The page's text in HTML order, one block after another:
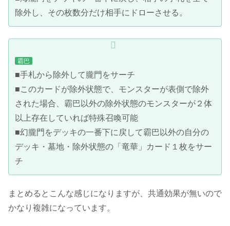
除外し、その枚数分だけ相手にドローさせる。
霸巴
■手札から除外して朧門をサーチ
■このカードが除外状態で、モンスターが表側で除外
された場合、霸巴以外の除外状態のモンスターが２体
以上存在していれば特殊召喚可能
■幻朧門をデッキの一番下に戻して霸巴以外の自分の
デッキ・墓地・除外状態の「竜華」カード１枚をサー
チ
まとめるとこんな感じになりますが、共通効果が無いので
かなり複雑になっています。